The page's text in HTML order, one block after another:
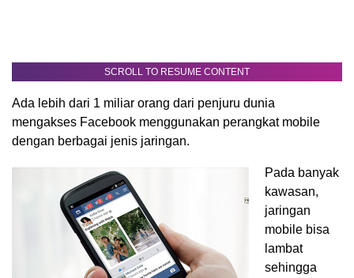
SCROLL TO RESUME CONTENT
Ada lebih dari 1 miliar orang dari penjuru dunia
mengakses Facebook menggunakan perangkat mobile
dengan berbagai jenis jaringan.
Pada banyak
kawasan,
jaringan
mobile bisa
lambat
sehingga